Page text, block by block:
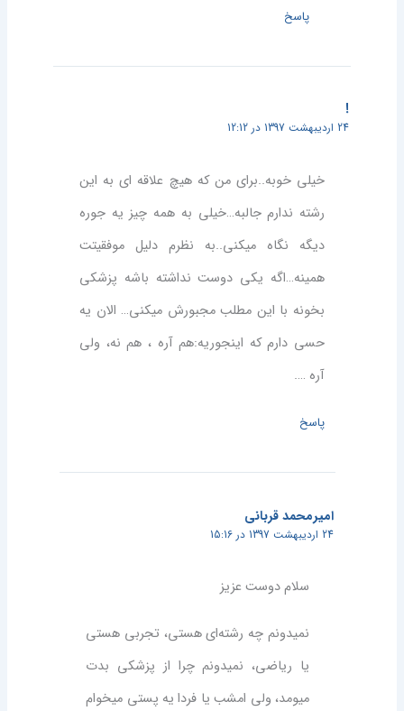
پاسخ
!
24 اردیبهشت 1397 در 12:12
خیلی خوبه..برای من که هیچ علاقه ای به این
رشته ندارم جالبه…خیلی به همه چیز یه جوره
دیگه نگاه میکنی..به نظرم دلیل موفقیتت
همینه…اگه یکی دوست نداشته باشه پزشکی
بخونه با این مطلب مجبورش میکنی… الان یه
حسی دارم که اینجوریه:هم آره ، هم نه، ولی
آره ….
پاسخ
امیرمحمد قربانی
24 اردیبهشت 1397 در 15:16
سلام دوست عزیز
نمیدونم چه رشته‌ای هستی، تجربی هستی
یا ریاضی، نمیدونم چرا از پزشکی بدت
میومد، ولی امشب یا فردا یه پستی میخوام